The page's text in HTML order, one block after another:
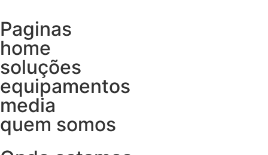
Paginas
home
soluções
equipamentos
media
quem somos